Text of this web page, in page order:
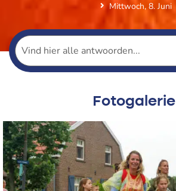
Mittwoch, 8. Juni
Fotogalerie